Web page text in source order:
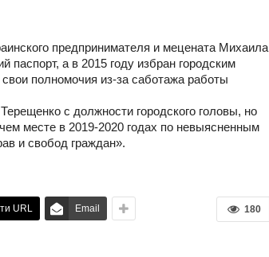
предпринимателя и мецената Михаила
паспорт, а в 2015 году избран городским
полномочия из-за саботажа работы
с должности городского головы, но
месте в 2019-2020 годах по невыясненным
и свобод граждан».
180
URL Email